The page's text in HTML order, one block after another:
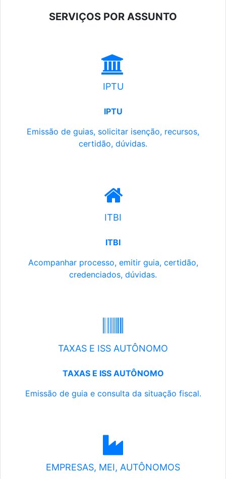
SERVIÇOS POR ASSUNTO
IPTU
IPTU
Emissão de guias, solicitar isenção, recursos,
certidão, dúvidas.
ITBI
ITBI
Acompanhar processo, emitir guia, certidão,
credenciados, dúvidas.
TAXAS E ISS AUTÔNOMO
TAXAS E ISS AUTÔNOMO
Emissão de guia e consulta da situação fiscal.
EMPRESAS, MEI, AUTÔNOMOS